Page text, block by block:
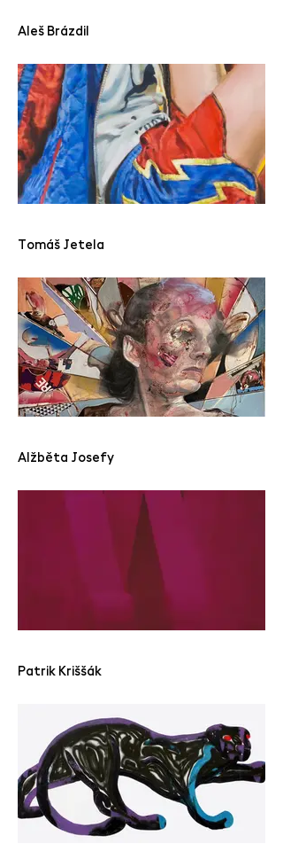
Aleš Brázdil
Tomáš Jetela
Alžběta Josefy
Patrik Kriššák